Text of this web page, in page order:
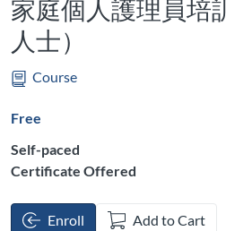
家庭個人護理員培
人士）
Course
Free
Self-paced
Certificate Offered
Enroll Add to Cart